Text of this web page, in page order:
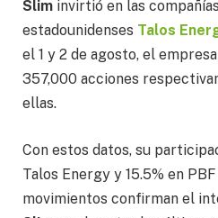
Slim invirtió en las
estadounidenses Talos
el 1 y 2 de agosto, el
357,000 acciones
ellas.
Con estos datos, su
Talos Energy y 15.5% en
movimientos confirman el